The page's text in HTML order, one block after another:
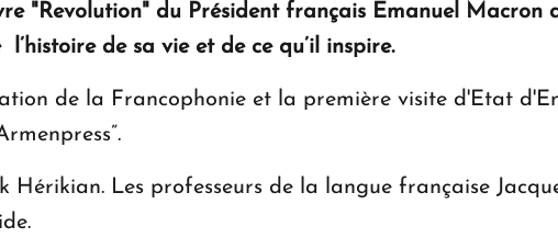
d'Arménie ouvrira ses
"Revolution" du Président français Emanuel Macron
de sa vie et de ce qu’il inspire.
de la Francophonie et la première visite d'Etat
Les professeurs de la langue française